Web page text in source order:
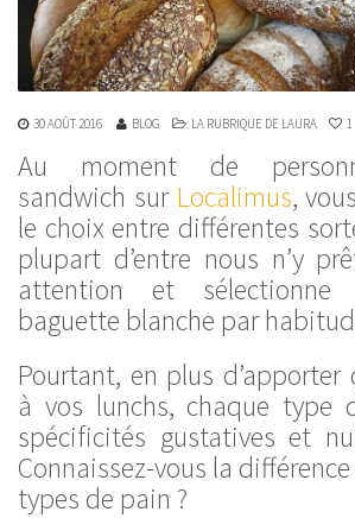
30 AOÛT 2016 BLOG LA RUBRIQUE DE LAURA 1
Au moment de
sandwich sur Localimus,
le choix entre différentes
plupart d’entre nous n’y
attention et sélectionne
baguette blanche par
Pourtant, en plus
à vos lunchs, chaque type
spécificités gustatives et
Connaissez-vous la
types de pain ?